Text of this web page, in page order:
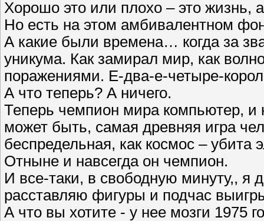
Хорошо это или плохо – это жизнь,
Но есть на этом амбивалентном
А какие были времена… когда за
уникума. Как замирал мир, как
поражениями. Е-два-е-четыре-
А что теперь? А ничего.
Теперь чемпион мира компьютер, и
может быть, самая древняя игра
беспредельная, как космос – убита
Отныне и навсегда он чемпион.
И все-таки, в свободную минуту,, я
расставляю фигуры и подчас
А что вы хотите - у нее мозги 1975